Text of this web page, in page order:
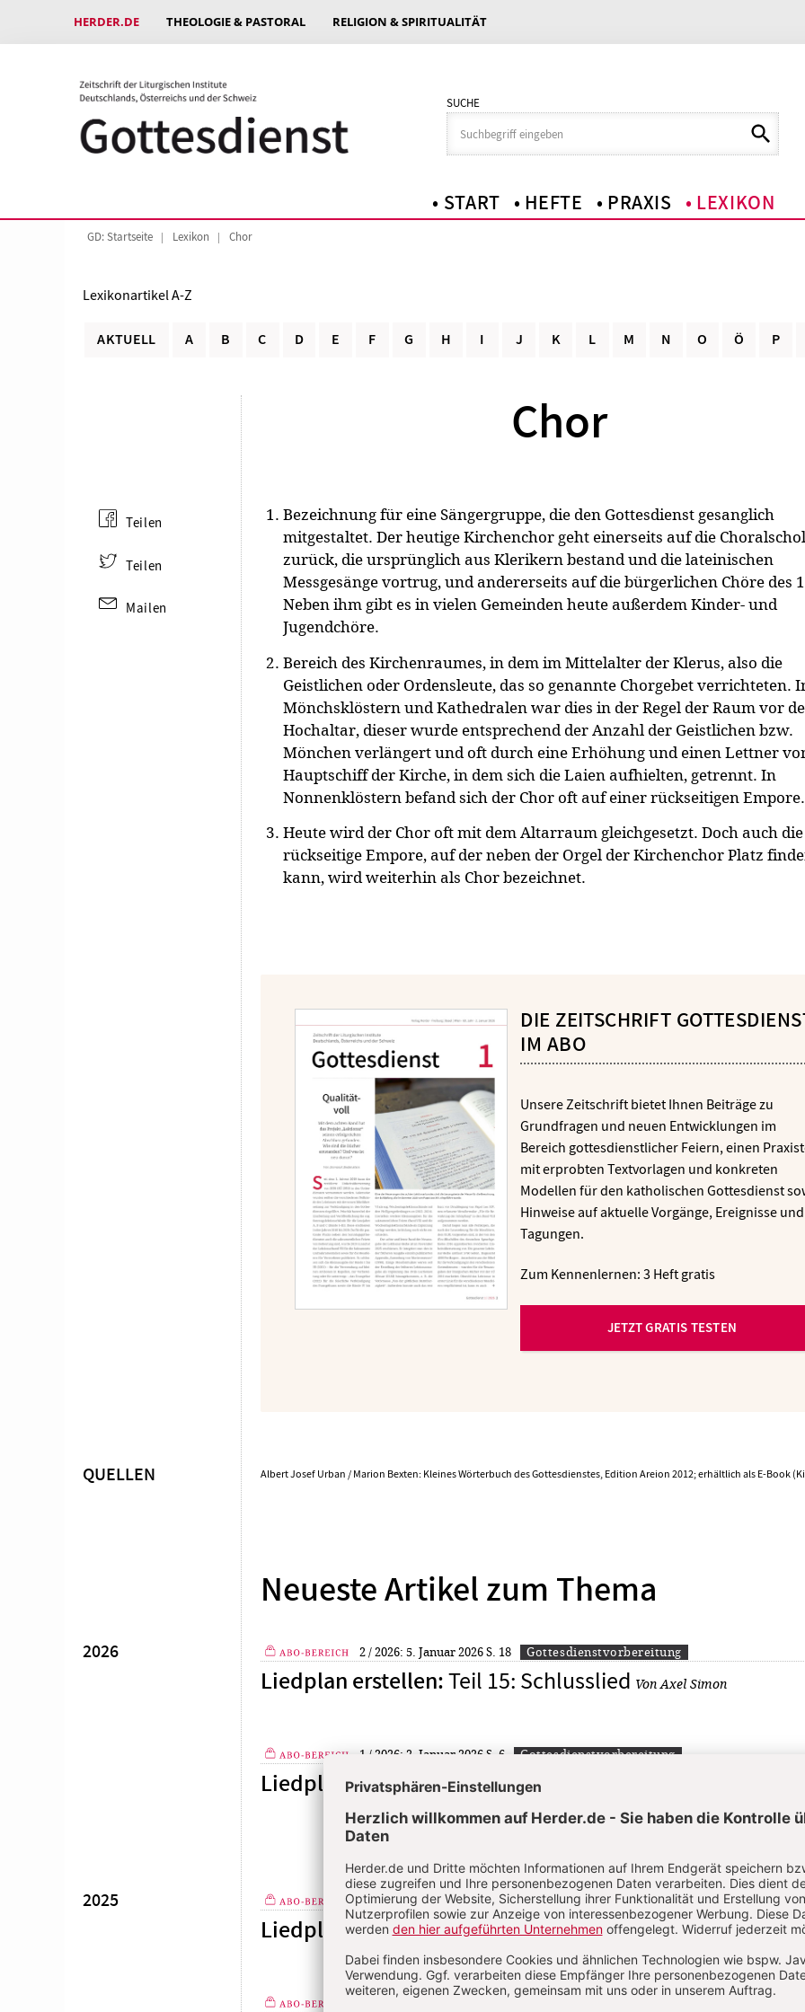
HERDER.DE THEOLOGIE & PASTORAL RELIGION & SPIRITUALITÄT
SUCHE
START HEFTE PRAXIS LEXIKON
GD: Startseite Lexikon Chor
Lexikonartikel A-Z
AKTUELL A B C D E F G H I J K L M N O Ö P
Chor
Bezeichnung für eine Sängergruppe, die den Gottesdienst gesanglich
mitgestaltet. Der heutige Kirchenchor geht einerseits auf die
zurück, die ursprünglich aus Klerikern bestand und die lateinischen
Messgesänge vortrug, und andererseits auf die bürgerlichen Chöre des
Neben ihm gibt es in vielen Gemeinden heute außerdem Kinder- und
Jugendchöre.
Bereich des Kirchenraumes, in dem im Mittelalter der Klerus, also die
Geistlichen oder Ordensleute, das so genannte Chorgebet verrichteten.
Mönchsklöstern und Kathedralen war dies in der Regel der Raum vor
Hochaltar, dieser wurde entsprechend der Anzahl der Geistlichen bzw.
Mönchen verlängert und oft durch eine Erhöhung und einen Lettner
Hauptschiff der Kirche, in dem sich die Laien aufhielten, getrennt. In
Nonnenklöstern befand sich der Chor oft auf einer rückseitigen Empore.
Heute wird der Chor oft mit dem Altarraum gleichgesetzt. Doch auch die
rückseitige Empore, auf der neben der Orgel der Kirchenchor Platz
kann, wird weiterhin als Chor bezeichnet.
DIE ZEITSCHRIFT
IM ABO
Unsere Zeitschrift bietet Ihnen Beiträge zu
Grundfragen und neuen Entwicklungen im
Bereich gottesdienstlicher Feiern, einen
mit erprobten Textvorlagen und konkreten
Modellen für den katholischen Gottesdienst
Hinweise auf aktuelle Vorgänge, Ereignisse und
Tagungen.
Zum Kennenlernen: 3 Heft gratis
JETZT GRATIS TESTEN
Teilen
Teilen
Mailen
Überschrift
QUELLEN Albert Josef Urban / Marion Bexten: Kleines Wörterbuch des Gottesdienstes, Edition Areion 2012; erhältlich als E-Book
Neueste Artikel zum Thema
2026
Plus
2 / 2026: 5. Januar 2026S. 18 Gottesdienstvorbereitung
Liedplan erstellen: Teil 15: Schlusslied Von Axel Simon
Plus
1 / 2026: 2. Januar 2026S. 6 Gottesdienstvorbereitung
Liedplan erstellen:Teil 14: Dank
2025
Plus
22 / 2025: 27. Oktober 2025S. 250 Gottesdienstvorbereitung
Liedplan erstellen:Teil 11: Vaterunser Von Axel Simon